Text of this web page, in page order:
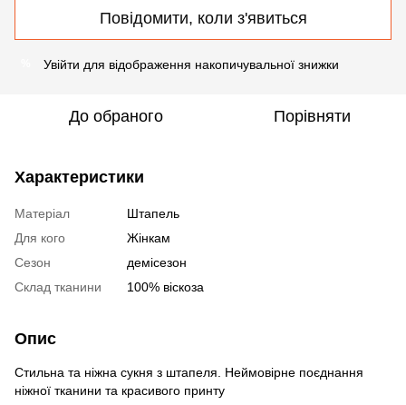
Повідомити, коли з'явиться
Увійти для відображення накопичувальної знижки
До обраного Порівняти
Характеристики
Матеріал
Штапель
Для кого
Жінкам
Сезон
демісезон
Склад тканини
100% віскоза
Опис
Стильна та ніжна сукня з штапеля. Неймовірне поєднання
ніжної тканини та красивого принту